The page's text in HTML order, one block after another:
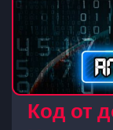
Код от